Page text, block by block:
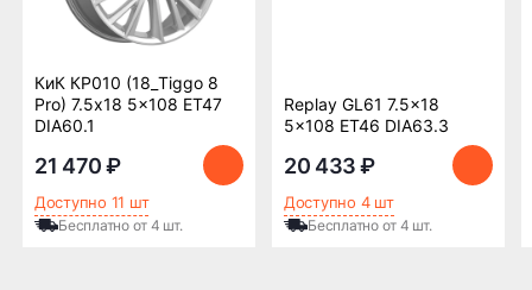
Доставка комплекта
(4 шт) шин или
дисков до терминала
транспортной
компании в Нижнем
Новгороде —
бесплатная
Бесплатно
дисков менее 4 шт
до терминала
транспортной
компании в Нижнем
Новгороде
КиК КР010 (18_Tiggo 8
Pro) 7.5x18 5x108 ET47
DIA60.1
21 470 ₽
Доступно 11 шт
Бесплатно от 4 шт.
Replay GL61 7.5x18
5x108 ET46 DIA63.3
20 433 ₽
Доступно 4 шт
Бесплатно от 4 шт.